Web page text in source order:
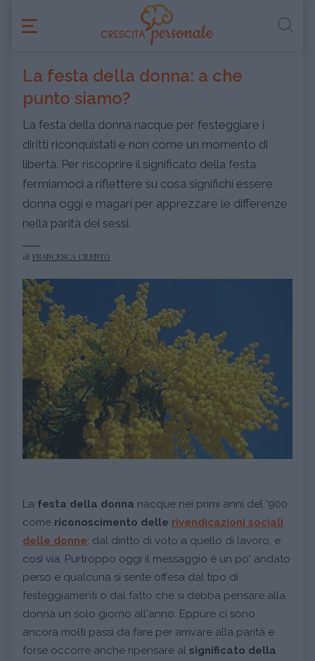
La festa della donna: a che
punto siamo?
La festa della donna nacque per festeggiare i
diritti riconquistati e non come un momento di
libertà. Per riscoprire il significato della festa
fermiamoci a riflettere su cosa significhi essere
donna oggi e magari per apprezzare le differenze
nella parità dei sessi.
di FRANCESCA CILENTO
La festa della donna nacque nei primi anni del '900
come riconoscimento delle rivendicazioni sociali
delle donne: dal diritto di voto a quello di lavoro, e
così via. Purtroppo oggi il messaggio è un po' andato
perso e qualcuna si sente offesa dal tipo di
festeggiamenti o dal fatto che si debba pensare alla
donna un solo giorno all'anno. Eppure ci sono
ancora molti passi da fare per arrivare alla parità e
forse occorre anche ripensare al significato della